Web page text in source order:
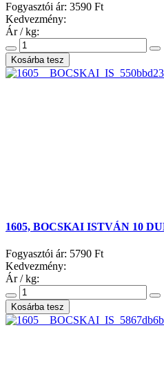
Fogyasztói ár: 3590 Ft
Kedvezmény:
Ár / kg:
1605, BOCSKAI ISTVÁN 10
Fogyasztói ár: 5790 Ft
Kedvezmény:
Ár / kg: